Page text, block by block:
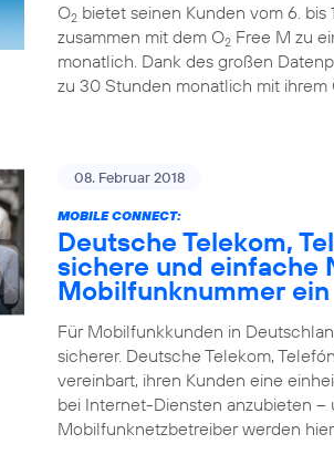
O2 bietet seinen Kunden vom 6. bis
zusammen mit dem O2 Free M zu
monatlich. Dank des großen
zu 30 Stunden monatlich mit ihrem
08. Februar 2018
MOBILE CONNECT:
Deutsche Telekom,
sichere und einfache
Mobilfunknummer ein
Für Mobilfunkkunden in
sicherer. Deutsche Telekom,
vereinbart, ihren Kunden eine
bei Internet-Diensten anzubieten –
Mobilfunknetzbetreiber werden